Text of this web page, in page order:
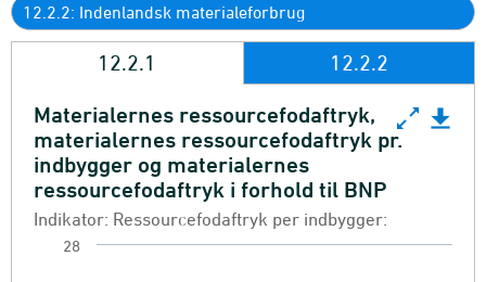
12.2.2: Indenlandsk materialeforbrug
12.2.1 12.2.2
Materialernes ressourcefodaftryk,
Line chart with 15 data points.
Indikator: Ressourcefodaftryk per indbygger:
Ressourcefodaftryk (Indenlandsk
Materialernes ressourcefodaftryk,
materialernes ressourcefodaftryk pr.
indbygger og materialernes
ressourcefodaftryk i forhold til BNP
Indikator: Ressourcefodaftryk per indbygger:
28